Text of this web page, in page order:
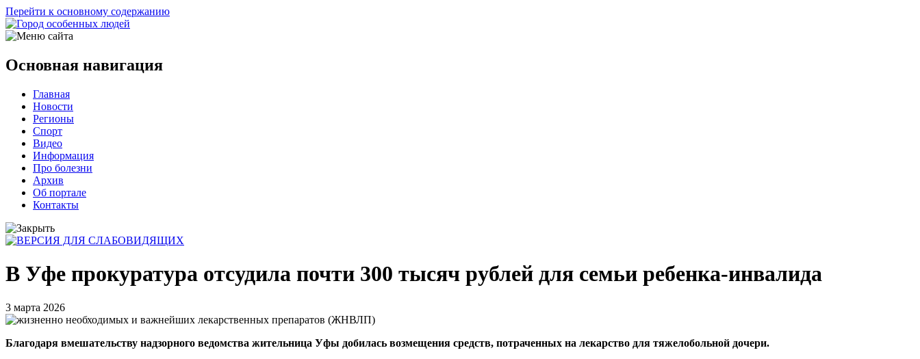
Перейти к основному содержанию
Основная навигация
Главная
Новости
Регионы
Спорт
Видео
Информация
Про болезни
Архив
Об портале
Контакты
В Уфе прокуратура отсудила почти 300 тысяч рублей для семьи ребенка-инвалида
3 марта 2026
Благодаря вмешательству надзорного ведомства жительница Уфы добилась возмещения средств, потраченных на лекарство для тяжелобольной дочери.